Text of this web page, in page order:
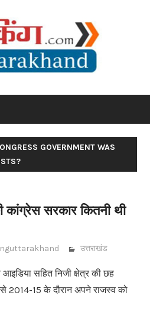
GOVERNMENT WAS
कांग्रेस सरकार कितनी थी
उत्तराखंड
सहित निजी क्षेत्र की छह
2014-15 के दौरान अपने राजस्व को